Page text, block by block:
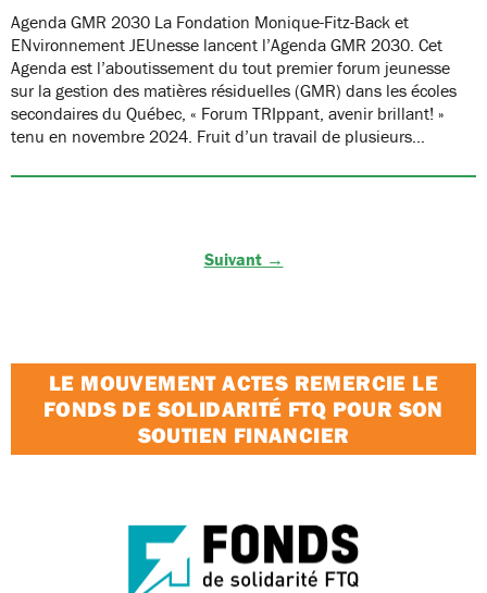
Agenda GMR 2030 La Fondation Monique-Fitz-Back et
ENvironnement JEUnesse lancent l’Agenda GMR 2030. Cet
Agenda est l’aboutissement du tout premier forum jeunesse
sur la gestion des matières résiduelles (GMR) dans les écoles
secondaires du Québec, « Forum TRIppant, avenir brillant! »
tenu en novembre 2024. Fruit d’un travail de plusieurs…
Suivant →
LE MOUVEMENT ACTES REMERCIE LE
FONDS DE SOLIDARITÉ FTQ POUR SON
SOUTIEN FINANCIER